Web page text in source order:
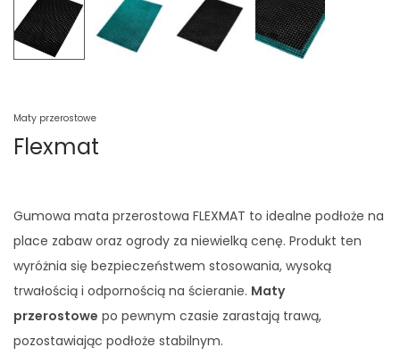
Maty przerostowe
Flexmat
Gumowa mata przerostowa FLEXMAT to idealne podłoże na
place zabaw oraz ogrody za niewielką cenę. Produkt ten
wyróżnia się bezpieczeństwem stosowania, wysoką
trwałością i odpornością na ścieranie. Maty
przerostowe po pewnym czasie zarastają trawą,
pozostawiając podłoże stabilnym.